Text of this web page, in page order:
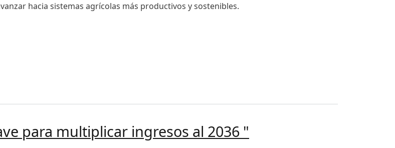
hacia sistemas agrícolas más productivos y sostenibles.
para multiplicar ingresos al 2036 "